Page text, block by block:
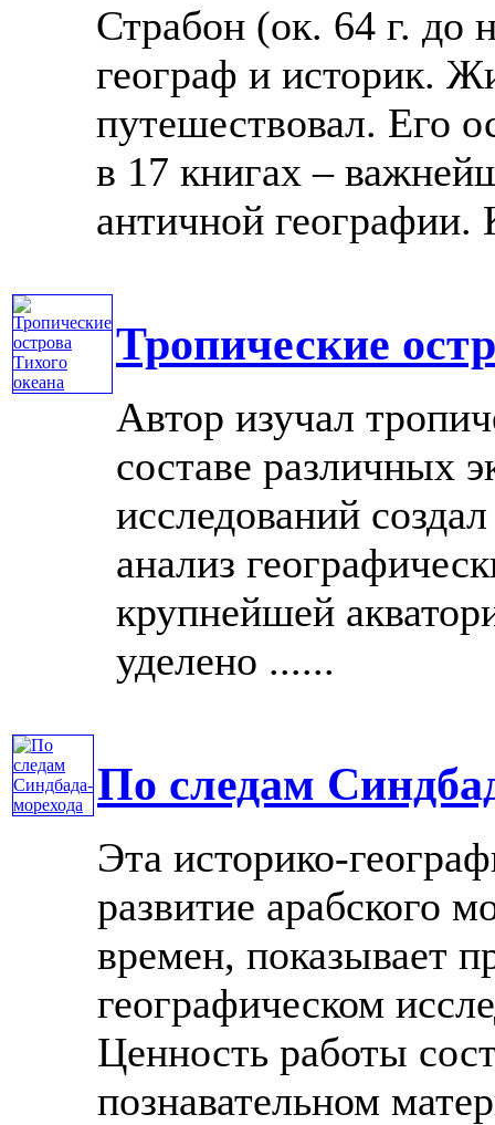
Страбон (ок. 64 г. до
географ и историк.
путешествовал. Его
в 17 книгах –
античной
Тропические
Автор изучал
составе различных
исследований
анализ
крупнейшей
уделено ......
По следам
Эта историко-
развитие арабского
времен, показывает
географическом
Ценность работы
познавательном